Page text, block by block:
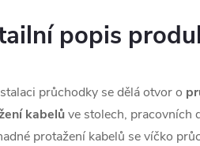
popis
průchodky se dělá otvor o
kabelůve stolech, pracovních
protažení kabelů se víčko